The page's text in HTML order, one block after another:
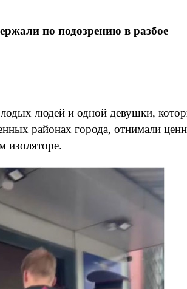
по подозрению в разбое
людей и одной девушки,
районах города, отнимали
изоляторе.